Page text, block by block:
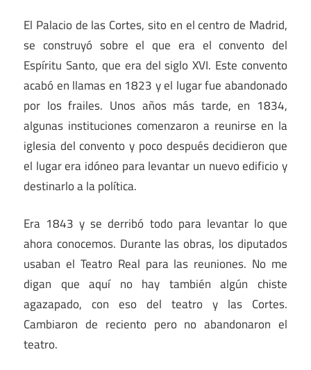
El Palacio de las Cortes, sito en el centro de Madrid,
se construyó sobre el que era el convento del
Espíritu Santo, que era del siglo XVI. Este convento
acabó en llamas en 1823 y el lugar fue abandonado
por los frailes. Unos años más tarde, en 1834,
algunas instituciones comenzaron a reunirse en la
iglesia del convento y poco después decidieron que
el lugar era idóneo para levantar un nuevo edificio y
destinarlo a la política.
Era 1843 y se derribó todo para levantar lo que
ahora conocemos. Durante las obras, los diputados
usaban el Teatro Real para las reuniones. No me
digan que aquí no hay también algún chiste
agazapado, con eso del teatro y las Cortes.
Cambiaron de reciento pero no abandonaron el
teatro.